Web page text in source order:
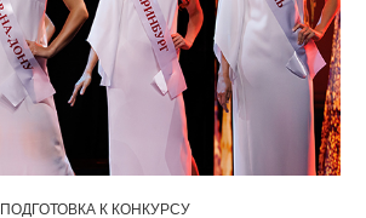
ПОДГОТОВКА К КОНКУРСУ